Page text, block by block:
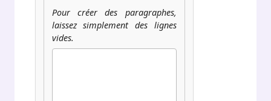
Pour créer des paragraphes,
laissez simplement des lignes
vides.